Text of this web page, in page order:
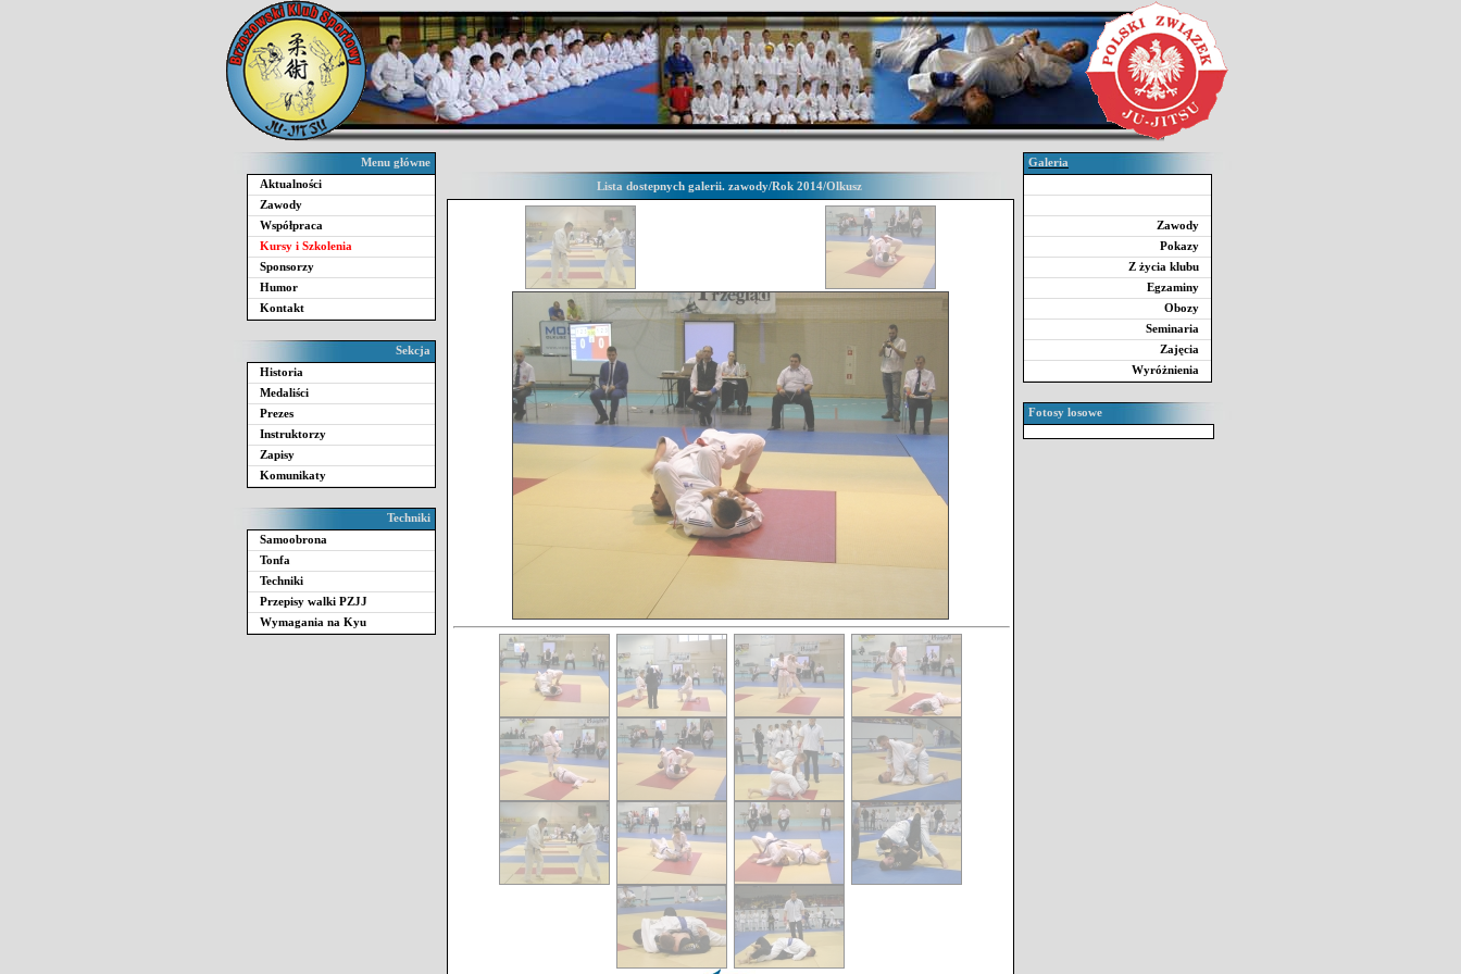
Menu główne
Aktualności
Zawody
Współpraca
Kursy i Szkolenia
Sponsorzy
Humor
Kontakt
Sekcja
Historia
Medaliści
Prezes
Instruktorzy
Zapisy
Komunikaty
Techniki
Samoobrona
Tonfa
Techniki
Przepisy walki PZJJ
Wymagania na Kyu
Lista dostepnych galerii. zawody/Rok 2014/Olkusz
Galeria
Zawody
Pokazy
Z życia klubu
Egzaminy
Obozy
Seminaria
Zajęcia
Wyróżnienia
Fotosy losowe